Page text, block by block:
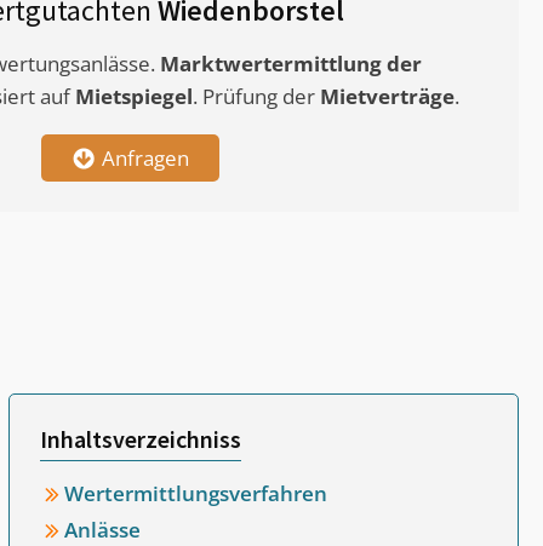
Wiedenborstel
Marktwertermittlungder
aufMietspiegel. Prüfung der Mietverträge.
Anfragen
Inhaltsverzeichniss
Wertermittlungsverfahren
Anlässe